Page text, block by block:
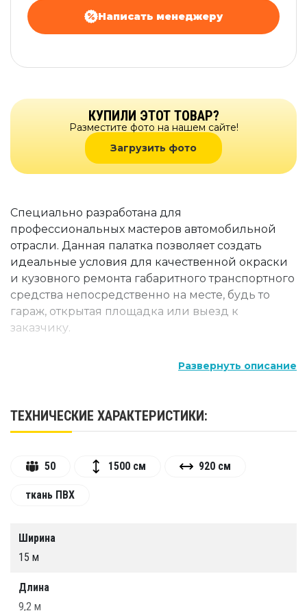
Написать менеджеру
КУПИЛИ ЭТОТ ТОВАР?
Разместите фото на нашем сайте!
Загрузить фото
Специально разработана для
профессиональных мастеров автомобильной
отрасли. Данная палатка позволяет создать
идеальные условия для качественной окраски
и кузовного ремонта габаритного транспортного
средства непосредственно на месте, будь то
гараж, открытая площадка или выезд к
заказчику.
удобна для перевозки благодаря
Защита от пыли и грязи: гарантирует
попадание посторонних частиц на
равномерного нанесения лакокрасочного
покрытия и ускоренного высыхания.
Долговечность: изготовлена из прочного
материала ПВХ, устойчивого к механическим
Развернуть описание
ТЕХНИЧЕСКИЕ ХАРАКТЕРИСТИКИ:
50 1500 см 920 см
ткань ПВХ
Ширина
15 м
Длина
9,2 м